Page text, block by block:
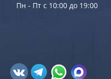
Пн - Пт с 10:00 до 19:00